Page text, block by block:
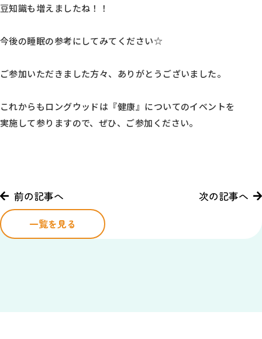
豆知識も増えましたね！！
今後の睡眠の参考にしてみてください☆
ご参加いただきました方々、ありがとうございました。
これからもロングウッドは『健康』についてのイベントを
実施して参りますので、ぜひ、ご参加ください。
前の記事へ 次の記事へ
一覧を見る